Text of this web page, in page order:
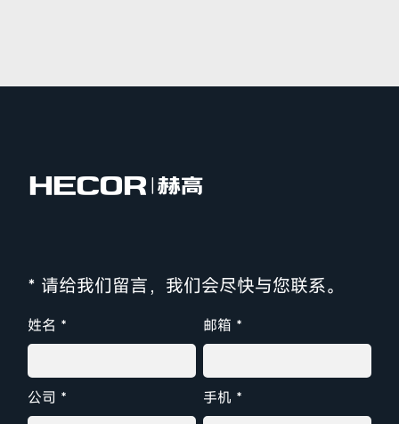
* 请给我们留言，我们会尽快与您联系。
姓名 * 邮箱 *
公司 * 手机 *